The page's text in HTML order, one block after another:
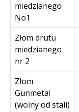
miedzianego
No1
Złom drutu
miedzianego
nr 2
Złom
Gunmetal
(wolny od stali)